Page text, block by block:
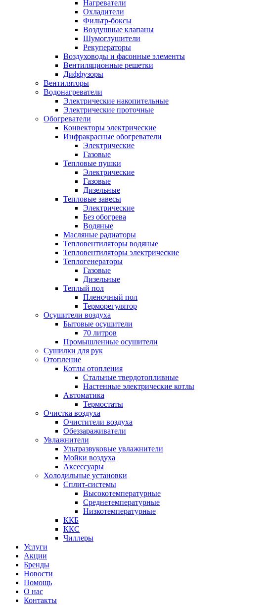
Нагреватели
Охладители
Фильтр-боксы
Воздушные клапаны
Шумоглушители
Рекуператоры
Воздуховоды и фасонные элементы
Вентиляционные решетки
Диффузоры
Вентиляторы
Водонагреватели
Электрические накопительные
Электрические проточные
Обогреватели
Конвекторы электрические
Инфракрасные обогреватели
Электрические
Газовые
Тепловые пушки
Электрические
Газовые
Дизельные
Тепловые завесы
Электрические
Без обогрева
Водяные
Масляные радиаторы
Тепловентиляторы водяные
Тепловентиляторы электрические
Теплогенераторы
Газовые
Дизельные
Теплый пол
Пленочный пол
Терморегулятор
Осушители воздуха
Бытовые осушители
70 литров
Промышленные осушители
Сушилки для рук
Отопление
Котлы отопления
Стальные твердотопливные
Настенные электрические котлы
Автоматика
Термостаты
Очистка воздуха
Очистители воздуха
Обеззараживатели
Увлажнители
Ультразвуковые увлажнители
Мойки воздуха
Аксессуары
Холодильные установки
Сплит-системы
Высокотемпературные
Среднетемпературные
Низкотемпературные
ККБ
ККС
Чиллеры
Услуги
Акции
Бренды
Новости
Помощь
О нас
Контакты